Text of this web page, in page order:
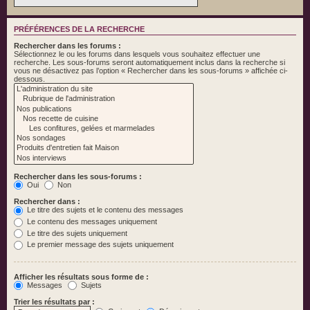
PRÉFÉRENCES DE LA RECHERCHE
Rechercher dans les forums :
Sélectionnez le ou les forums dans lesquels vous souhaitez effectuer une
recherche. Les sous-forums seront automatiquement inclus dans la recherche si
vous ne désactivez pas l’option « Rechercher dans les sous-forums » affichée ci-
dessous.
Rechercher dans les sous-forums :
Oui
Non
Rechercher dans :
Le titre des sujets et le contenu des messages
Le contenu des messages uniquement
Le titre des sujets uniquement
Le premier message des sujets uniquement
Afficher les résultats sous forme de :
Messages
Sujets
Trier les résultats par :